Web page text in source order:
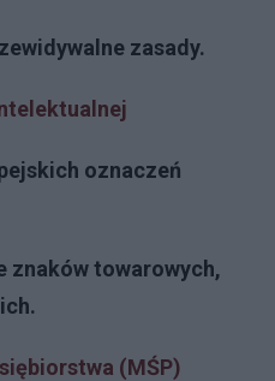
zasady.
oznaczeń
znaków towarowych,
(MŚP)